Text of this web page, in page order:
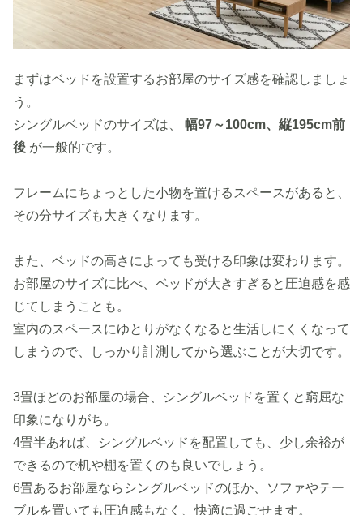
まずはベッドを設置するお部屋のサイズ感を確認しましょ
う。
シングルベッドのサイズは、 幅97～100cm、縦195cm前
後 が一般的です。
フレームにちょっとした小物を置けるスペースがあると、
その分サイズも大きくなります。
また、ベッドの高さによっても受ける印象は変わります。
お部屋のサイズに比べ、ベッドが大きすぎると圧迫感を感
じてしまうことも。
室内のスペースにゆとりがなくなると生活しにくくなって
しまうので、しっかり計測してから選ぶことが大切です。
3畳ほどのお部屋の場合、シングルベッドを置くと窮屈な
印象になりがち。
4畳半あれば、シングルベッドを配置しても、少し余裕が
できるので机や棚を置くのも良いでしょう。
6畳あるお部屋ならシングルベッドのほか、ソファやテー
ブルを置いても圧迫感もなく、快適に過ごせます。